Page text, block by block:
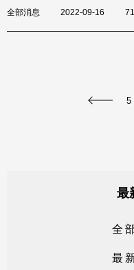
全部消息 2022-09-16
5
最
全
最